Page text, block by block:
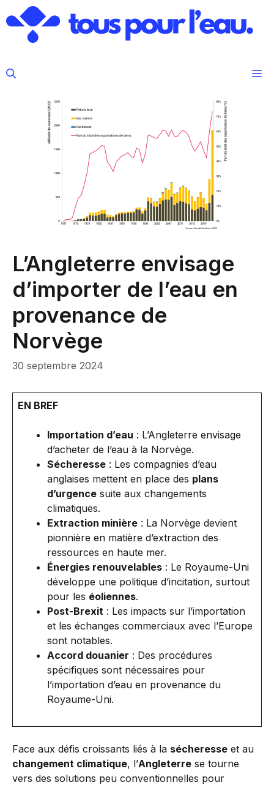
au
contenu
L’Angleterre envisage
d’importer de l’eau en
provenance de
Norvège
30 septembre 2024
EN BREF
Importation d’eau : L’Angleterre envisage
d’acheter de l’eau à la Norvège.
Sécheresse : Les compagnies d’eau
anglaises mettent en place des plans
d’urgence suite aux changements
climatiques.
Extraction minière : La Norvège devient
pionnière en matière d’extraction des
ressources en haute mer.
Énergies renouvelables : Le Royaume-Uni
développe une politique d’incitation, surtout
pour les éoliennes.
Post-Brexit : Les impacts sur l’importation
et les échanges commerciaux avec l’Europe
sont notables.
Accord douanier : Des procédures
spécifiques sont nécessaires pour
l’importation d’eau en provenance du
Royaume-Uni.
Face aux défis croissants liés à la sécheresse et au
changement climatique, l’Angleterre se tourne
vers des solutions peu conventionnelles pour